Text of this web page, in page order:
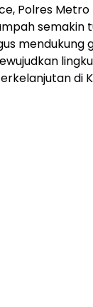
Polres
semakin
mendukung
di